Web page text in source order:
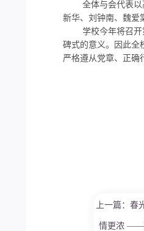
全体与会代表以高
新华、刘钟南、魏爱
学校今年将召开第
碑式的意义。因此全
严格遵从党章、正确
上一篇：春
情更浓 ——